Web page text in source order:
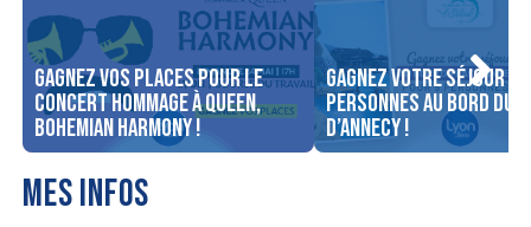
Gagnez vos places pour le
concert Hommage à Queen,
Bohemian Harmony !
Gagnez votre séjour
personnes au bord du
d’Annecy !
MES INFOS